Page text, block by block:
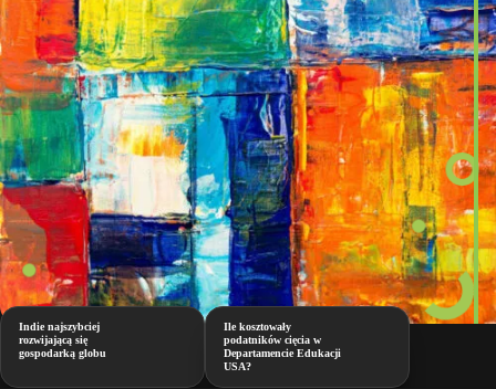
Indie najszybciej
rozwijającą się
gospodarką globu
Ile kosztowały
podatników cięcia w
Departamencie Edukacji
USA?